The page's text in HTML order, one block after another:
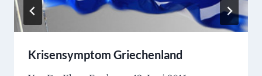
Krisensymptom Griechenland